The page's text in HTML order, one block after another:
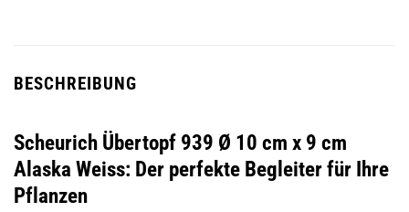
BESCHREIBUNG
Scheurich Übertopf 939 Ø 10 cm x 9 cm
Alaska Weiss: Der perfekte Begleiter für Ihre
Pflanzen